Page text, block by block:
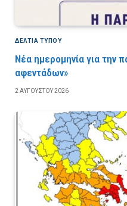
ΔΕΛΤΙΑ ΤΥΠΟΥ
Νέα ημερομηνία για την
αφεντάδων»
2 ΑΥΓΟΎΣΤΟΥ 2026